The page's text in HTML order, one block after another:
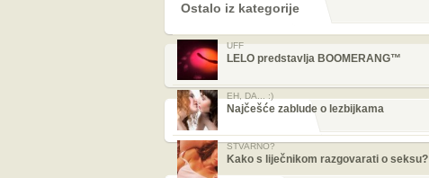
Ostalo iz kategorije
UFF
LELO predstavlja BOOMERANG™
EH, DA... :)
Najčešće zablude o lezbijkama
STVARNO?
Kako s liječnikom razgovarati o seksu?